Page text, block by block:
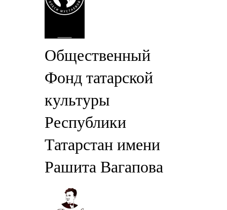
Общественный
Фонд татарской
культуры
Республики
Татарстан имени
Рашита Вагапова